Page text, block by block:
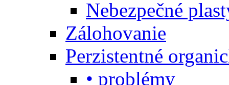
Nebezpečné
Zálohovanie
Perzistentné
• problémy